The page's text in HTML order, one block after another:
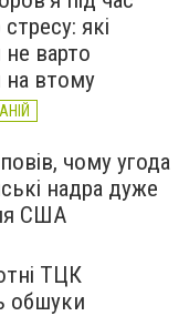
які
варто
на втому
чому угода
надра дуже
США
ТЦК
обшуки